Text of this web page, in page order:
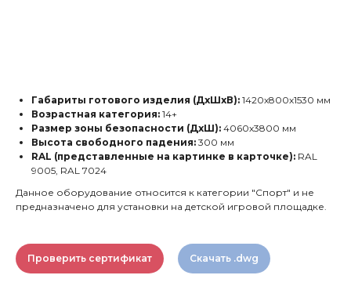
Габариты готового изделия (ДхШхВ): 1420х800х1530 мм
Возрастная категория: 14+
Размер зоны безопасности (ДхШ): 4060х3800 мм
Высота свободного падения: 300 мм
RAL (представленные на картинке в карточке): RAL
9005, RAL 7024
Данное оборудование относится к категории "Спорт" и не
предназначено для установки на детской игровой площадке.
Проверить сертификат Скачать .dwg